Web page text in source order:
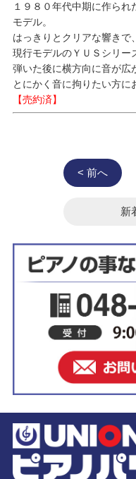
１９８０年代中期に作ら
モデル。
はっきりとクリアな響きで
現行モデルのＹＵＳシリー
弾いた後に横方向に音が広
とにかく音に拘りたい方に
【売約済】
< 前へ
新